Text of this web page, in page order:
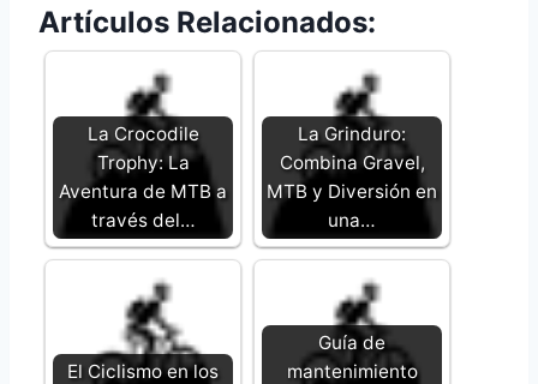
Artículos Relacionados:
La Crocodile
Trophy: La
Aventura de MTB a
través del…
La Grinduro:
Combina Gravel,
MTB y Diversión en
una…
El Ciclismo en los
Guía de
mantenimiento